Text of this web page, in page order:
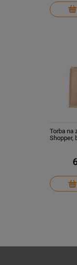
Torba na
Shopper,